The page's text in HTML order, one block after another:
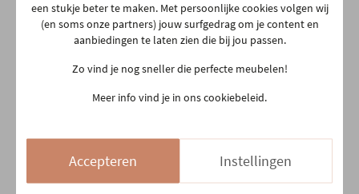
Woe
10:00 - 18:30
Do
Gesloten
Vr
10:00 - 18:30
Za
10:00 - 18:00
14/08 en 15/08 Gesloten
een stukje beter te maken. Met persoonlijke cookies volgen wij
(en soms onze partners) jouw surfgedrag om je content en
aanbiedingen te laten zien die bij jou passen.
Zo vind je nog sneller die perfecte meubelen!
Meer info vind je in ons cookiebeleid.
Accepteren Instellingen